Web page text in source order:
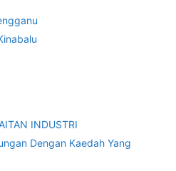
INDUSTRI
Dengan Kaedah Yang